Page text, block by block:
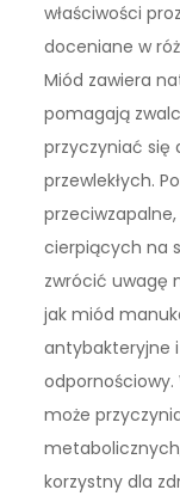
właściwości
doceniane w
Miód zawiera
pomagają
przyczyniać się
przewlekłych.
cierpiących na
zwrócić uwagę
jak miód
antybakteryjne
może
korzystny dla